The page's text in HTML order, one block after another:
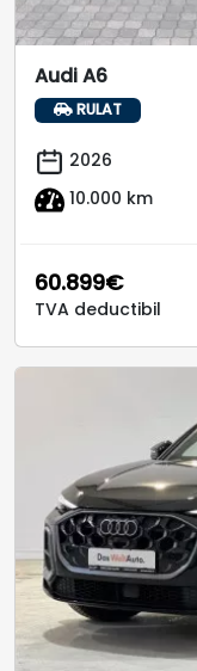
Audi A6
RULAT
2026
10.000 km
60.899€
TVA deductibil